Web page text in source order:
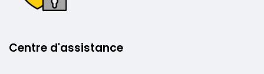
Centre d'assistance